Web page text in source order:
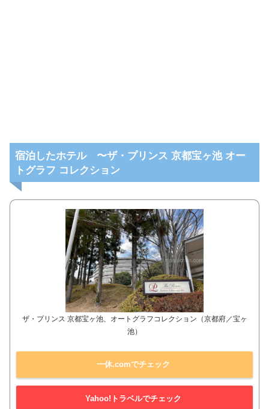
宿泊したホテル 〜ザ・プリンス 京都宝ヶ池 オー
トグラフ コレクション
ザ・プリンス 京都宝ヶ池、オートグラフコレクション（京都府／宝ヶ
池）
一休.comでチェック
Yahoo!トラベルでチェック